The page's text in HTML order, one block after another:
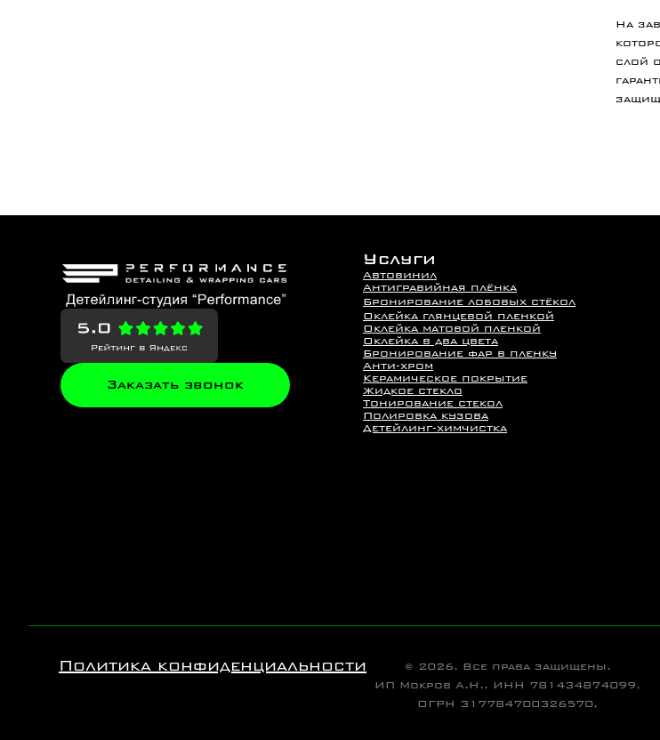
На
слой
Заказать звонок
Услуги
Автовинил
Антигравийная плёнка
Бронирование лобовых стёкол
Оклейка глянцевой пленкой
Оклейка матовой пленкой
Оклейка в два цвета
Бронирование фар в пленку
Анти-хром
Керамическое покрытие
Жидкое стекло
Тонирование стекол
Полировка кузова
Детейлинг-химчистка
Политика конфиденциальности
© 2026. Все права защищены.
ИП Мокров А.Н., ИНН 781434874099,
ОГРН 317784700326570,